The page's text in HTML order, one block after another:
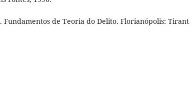
Fundamentos de Teoria do Delito. Florianópolis: Tirant